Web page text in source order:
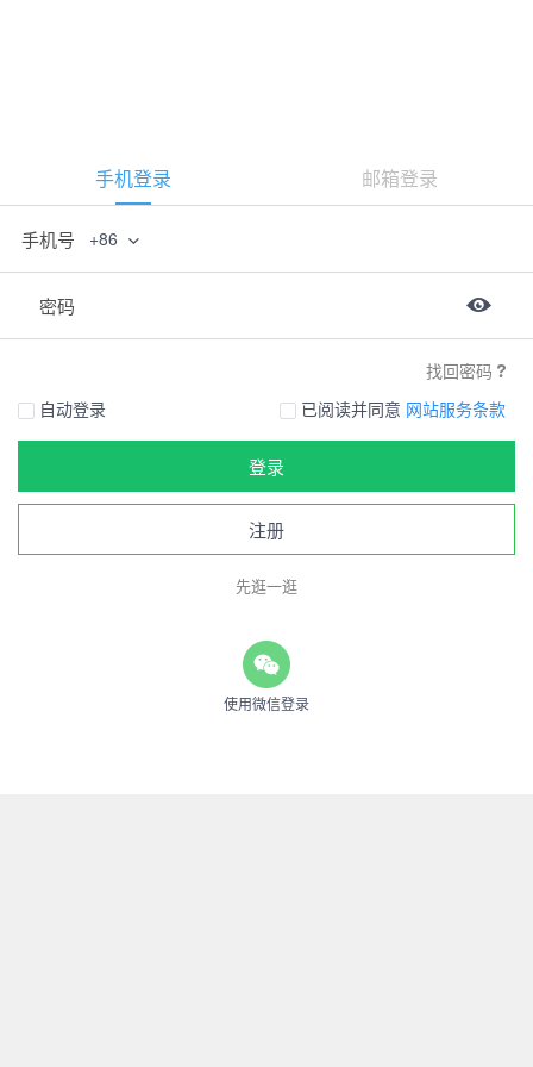
手机登录 邮箱登录
手机号 +86
密码
找回密码
自动登录
已阅读并同意 网站服务条款
登录
注册
先逛一逛
使用微信登录